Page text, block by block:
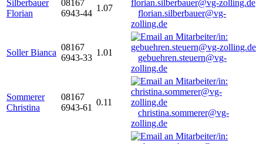
Silberbauer
Florian
08167
6943-44
1.07
florian.silberbauer@vg-
zolling.de
Soller Bianca
08167
6943-33
1.01
gebuehren.steuern@vg-
zolling.de
Sommerer
Christina
08167
6943-61
0.11
christina.sommerer@vg-
zolling.de